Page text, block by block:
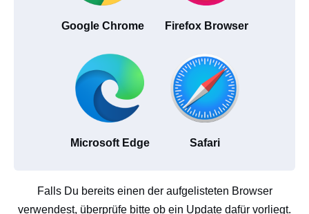
Google Chrome Firefox Browser
Microsoft Edge Safari
Falls Du bereits einen der aufgelisteten Browser
verwendest, überprüfe bitte ob ein Update dafür vorliegt.